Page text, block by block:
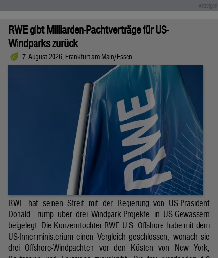
RWE gibt Milliarden-Pachtverträge für US-
Windparks zurück
7. August 2026, Frankfurt am Main/Essen
RWE hat seinen Streit mit der Regierung von US-Präsident
Donald Trump über drei Windpark-Projekte in US-Gewässern
beigelegt. Die Konzerntochter RWE U.S. Offshore habe mit dem
US-Innenministerium einen Vergleich geschlossen, wonach sie
drei Offshore-Windpachten vor den Küsten von New York,